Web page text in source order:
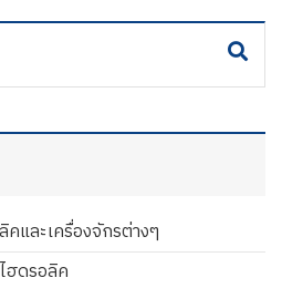
และเครื่องจักรต่างๆ
ฮดรอลิค